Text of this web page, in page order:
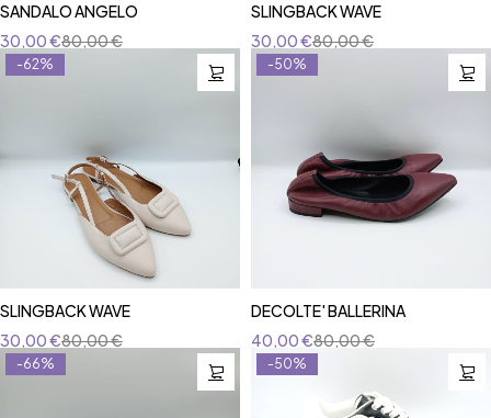
SANDALO ANGELO
80,00€
30,00€
SLINGBACK WAVE
80,00€
30,00€
-62%
SLINGBACK WAVE
80,00€
30,00€
-50%
DECOLTE' BALLERINA
80,00€
40,00€
-66% -50%